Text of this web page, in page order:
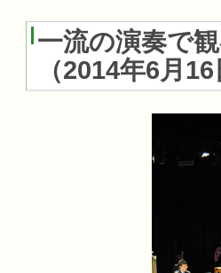
一流の演奏で
（2014年6月16